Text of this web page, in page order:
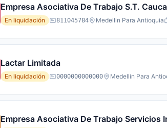
Empresa Asociativa De Trabajo S.T.
En liquidación
811045784 Medellin Para Antioquia
Lactar Limitada
En liquidación
0000000000000 Medellin Para
Empresa Asociativa De Trabajo Servicios